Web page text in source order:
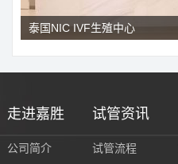
泰国NIC IVF生殖中心
走进嘉胜
公司简介
试管资讯
试管流程